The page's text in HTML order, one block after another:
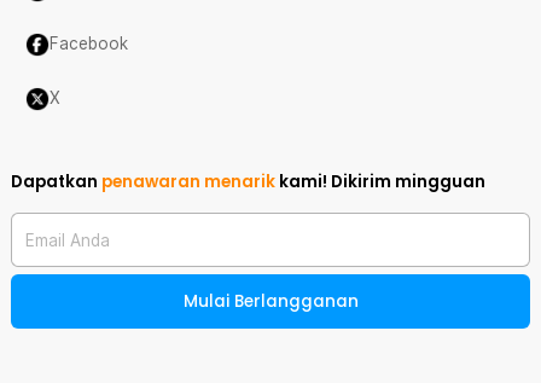
Facebook
X
Dapatkan penawaran menarik kami! Dikirim mingguan
Email Anda
Mulai Berlangganan